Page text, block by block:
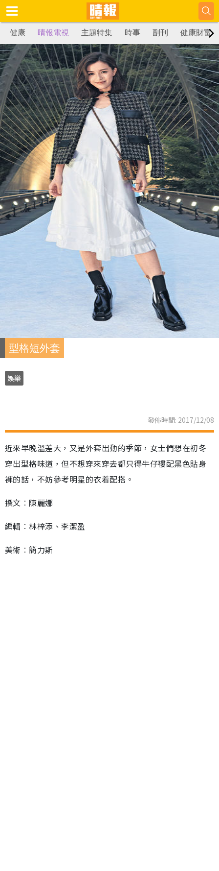
健康 晴報電視 主題特集 時事 副刊 健康財富
型格短外套
娛樂
發佈時間: 2017/12/08
近來早晚溫差大，又是外套出動的季節，女士們想在初冬
穿出型格味道，但不想穿來穿去都只得牛仔褸配黑色貼身
褲的話，不妨參考明星的衣着配搭。
撰文︰陳麗娜
編輯︰林梓添、李潔盈
美術︰簡力斯